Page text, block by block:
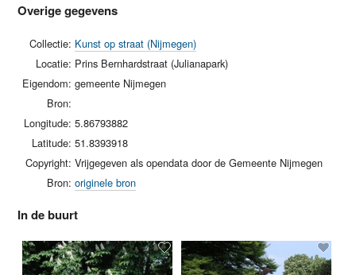
Overige gegevens
Collectie: Kunst op straat (Nijmegen)
Locatie: Prins Bernhardstraat (Julianapark)
Eigendom: gemeente Nijmegen
Bron:
Longitude: 5.86793882
Latitude: 51.8393918
Copyright: Vrijgegeven als opendata door de Gemeente Nijmegen
Bron: originele bron
In de buurt